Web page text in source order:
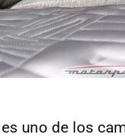
es uno de los